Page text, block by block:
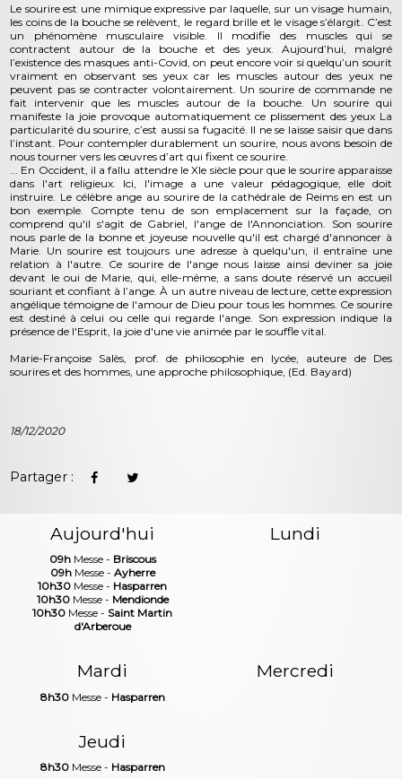
Le sourire est une mimique expressive par laquelle, sur un visage humain,
les coins de la bouche se relèvent, le regard brille et le visage s’élargit. C’est
un phénomène musculaire visible. Il modifie des muscles qui se
contractent autour de la bouche et des yeux. Aujourd’hui, malgré
l’existence des masques anti-Covid, on peut encore voir si quelqu’un sourit
vraiment en observant ses yeux car les muscles autour des yeux ne
peuvent pas se contracter volontairement. Un sourire de commande ne
fait intervenir que les muscles autour de la bouche. Un sourire qui
manifeste la joie provoque automatiquement ce plissement des yeux La
particularité du sourire, c’est aussi sa fugacité. Il ne se laisse saisir que dans
l’instant. Pour contempler durablement un sourire, nous avons besoin de
nous tourner vers les œuvres d’art qui fixent ce sourire.
... En Occident, il a fallu attendre le XIe siècle pour que le sourire apparaisse
dans l'art religieux. Ici, l'image a une valeur pédagogique, elle doit
instruire. Le célèbre ange au sourire de la cathédrale de Reims en est un
bon exemple. Compte tenu de son emplacement sur la façade, on
comprend qu'il s'agit de Gabriel, l'ange de l'Annonciation. Son sourire
nous parle de la bonne et joyeuse nouvelle qu'il est chargé d'annoncer à
Marie. Un sourire est toujours une adresse à quelqu'un, il entraîne une
relation à l'autre. Ce sourire de l'ange nous laisse ainsi deviner sa joie
devant le oui de Marie, qui, elle-même, a sans doute réservé un accueil
souriant et confiant à l’ange. À un autre niveau de lecture, cette expression
angélique témoigne de l'amour de Dieu pour tous les hommes. Ce sourire
est destiné à celui ou celle qui regarde l'ange. Son expression indique la
présence de l'Esprit, la joie d'une vie animée par le souffle vital.
Marie-Françoise Salès, prof. de philosophie en lycée, auteure de Des
sourires et des hommes, une approche philosophique, (Ed. Bayard)
18/12/2020
Partager :
Aujourd'hui
09hMesse - Briscous
09hMesse - Ayherre
10h30 Messe - Hasparren
10h30Messe - Mendionde
10h30 Messe - Saint Martin
d'Arberoue
Lundi
Mardi
8h30Messe - Hasparren
Mercredi
Jeudi
8h30Messe - Hasparren